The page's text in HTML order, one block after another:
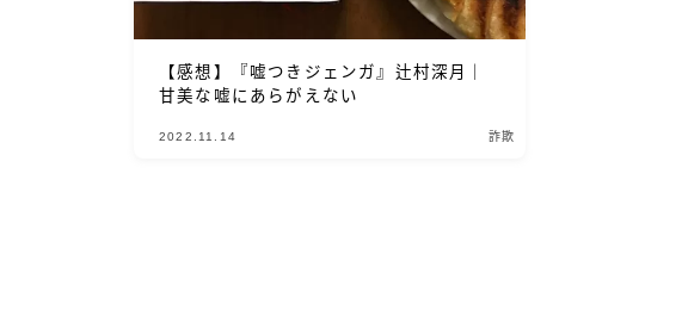
【感想】『嘘つきジェンガ』辻村深月｜
甘美な嘘にあらがえない
2022.11.14 詐欺